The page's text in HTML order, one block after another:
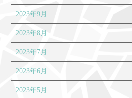
2023年9月
2023年8月
2023年7月
2023年6月
2023年5月